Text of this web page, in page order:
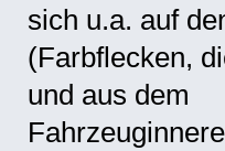
sich u.a. auf
(Farbflecken,
und aus dem